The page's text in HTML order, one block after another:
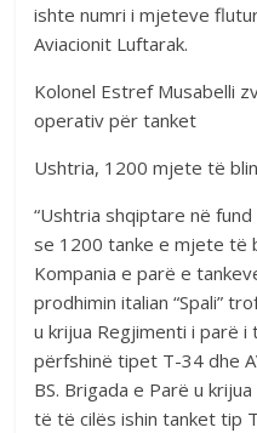
ishte numri i mjeteve
Aviacionit Luftarak.
Kolonel Estref Musabelli
operativ për tanket
Ushtria, 1200 mjete të
“Ushtria shqiptare në
se 1200 tanke e mjete të
Kompania e parë e
prodhimin italian “Spali”
u krijua Regjimenti i parë i
përfshinë tipet T-34 dhe
BS. Brigada e Parë u
të të cilës ishin tanket tip